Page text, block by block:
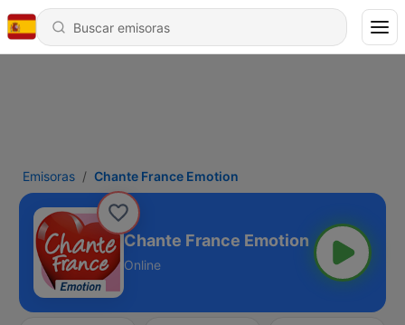
Emisoras Chante France Emotion
Chante France Emotion
Online